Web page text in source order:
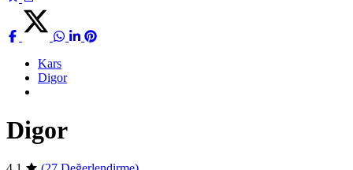
Kars
Digor
Digor